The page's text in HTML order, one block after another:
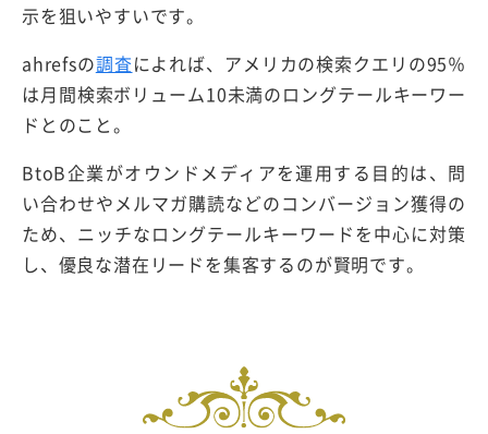
示を狙いやすいです。
ahrefsの調査によれば、アメリカの検索クエリの95％
は月間検索ボリューム10未満のロングテールキーワー
ドとのこと。
BtoB企業がオウンドメディアを運用する目的は、問
い合わせやメルマガ購読などのコンバージョン獲得の
ため、ニッチなロングテールキーワードを中心に対策
し、優良な潜在リードを集客するのが賢明です。